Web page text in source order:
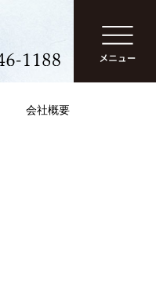
会社概要